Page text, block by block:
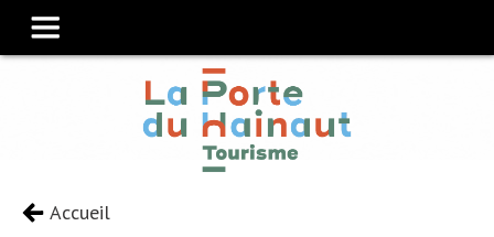
Accueil